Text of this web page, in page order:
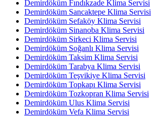
Demirdöküm Fındıkzade Klima Servisi
Demirdöküm Sancaktepe Klima Servisi
Demirdöküm Sefaköy Klima Servisi
Demirdöküm Sinanoba Klima Servisi
Demirdöküm Sirkeci Klima Servisi
Demirdöküm Soğanlı Klima Servisi
Demirdöküm Taksim Klima Servisi
Demirdöküm Tarabya Klima Servisi
Demirdöküm Teşvikiye Klima Servisi
Demirdöküm Topkapı Klima Servisi
Demirdöküm Tozkopran Klima Servisi
Demirdöküm Ulus Klima Servisi
Demirdöküm Vefa Klima Servisi